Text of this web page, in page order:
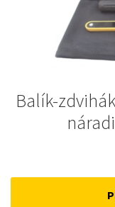
Balík-